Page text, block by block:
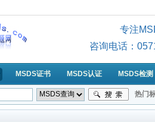
专注
咨询电话：
MSDS证书 MSDS认证 MSDS检测
热门